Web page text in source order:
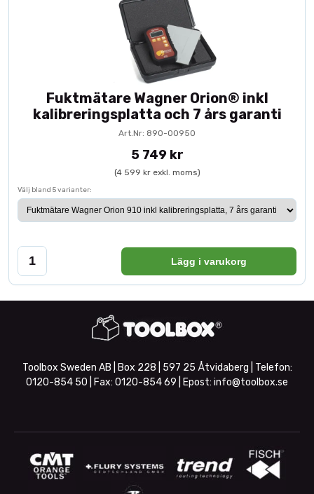
Fuktmätare Wagner Orion® inkl
kalibreringsplatta och 7 års garanti
Art.Nr: 890-00950
5 749 kr
(4 599 kr exkl. moms)
Välj bland 5 varianter:
Lägg i varukorg
Toolbox Sweden AB | Box 228 | 597 25 Åtvidaberg | Telefon:
0120-854 50 | Fax: 0120-854 69 | Epost: info@toolbox.se